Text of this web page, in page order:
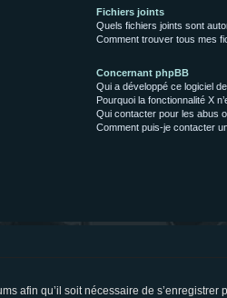
Fichiers joints
Quels fichiers joints sont
Comment trouver tous mes
Concernant phpBB
Qui a développé ce logiciel
Pourquoi la fonctionnalité X
Qui contacter pour les abus
Comment puis-je contacter
afin qu’il soit nécessaire de